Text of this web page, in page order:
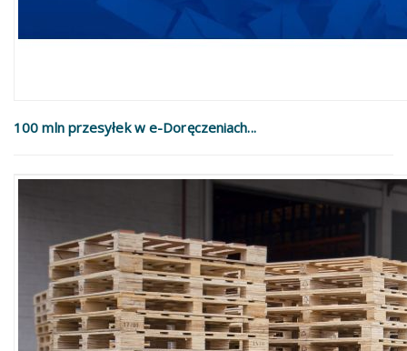
100 mln przesyłek w e-Doręczeniach...